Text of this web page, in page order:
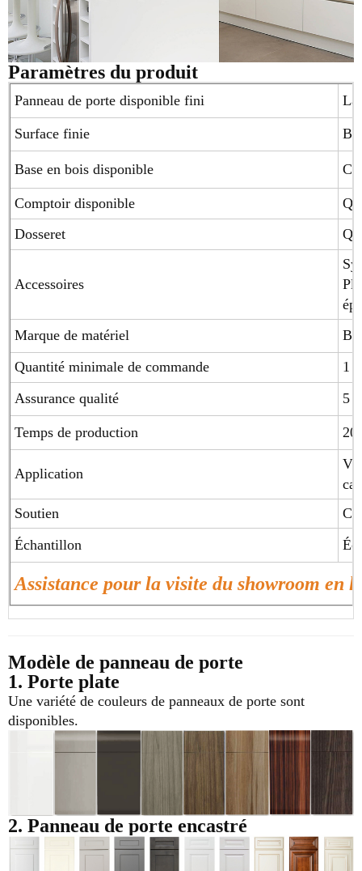
Paramètres du produit
Panneau de porte disponible fini
Surface finie
Base en bois disponible
Comptoir disponible
Dosseret
Accessoires
Marque de matériel
Quantité minimale de commande
1
Assurance qualité
5
Temps de production
Application
Soutien
Échantillon
Assistance pour la visite du showroom en
Modèle de panneau de porte
1. Porte plate
Une variété de couleurs de panneaux de porte sont
disponibles.
2. Panneau de porte encastré